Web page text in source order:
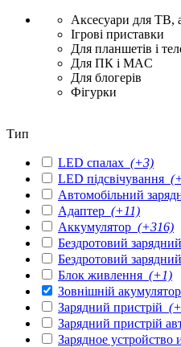
Аксесуари для ТВ,
Ігрові приставки
Для планшетів і
Для ПК і MAC
Для блогерів
Фігурки
Тип
LED спалах (+3)
LED підсвічування
Автомобільний
Адаптер (+11)
Аккумулятор (+316)
Бездротовий
Бездротовий
Блок живлення (+1)
Зовнішній акумулятор
Зарядний пристрій
Зарядний пристрій
Зарядное устройство